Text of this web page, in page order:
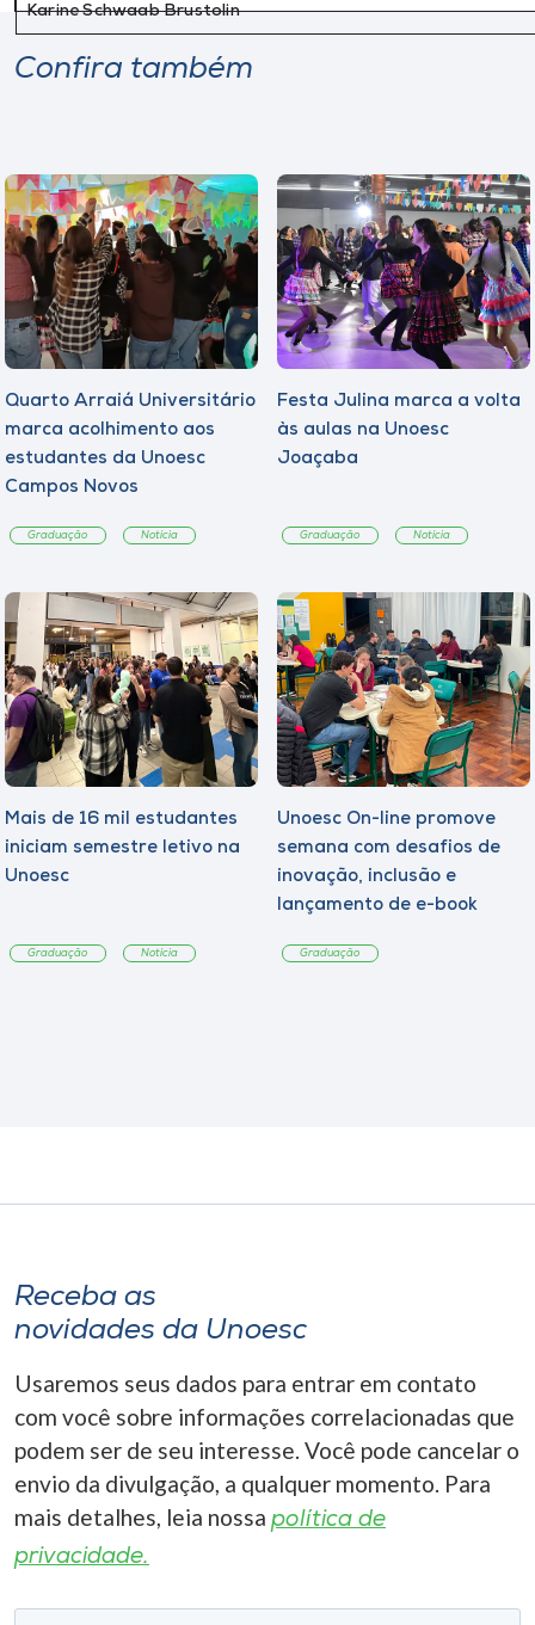
Karine Schwaab Brustolin
Confira também
Quarto Arraiá Universitário
marca acolhimento aos
estudantes da Unoesc
Campos Novos
Graduação Notícia
Festa Julina marca a volta
às aulas na Unoesc
Joaçaba
Graduação Notícia
Mais de 16 mil estudantes
iniciam semestre letivo na
Unoesc
Graduação Notícia
Unoesc On-line promove
semana com desafios de
inovação, inclusão e
lançamento de e-book
Graduação
Receba as
novidades da Unoesc
Usaremos seus dados para entrar em contato
com você sobre informações correlacionadas que
podem ser de seu interesse. Você pode cancelar o
envio da divulgação, a qualquer momento. Para
mais detalhes, leia nossa política de
privacidade.